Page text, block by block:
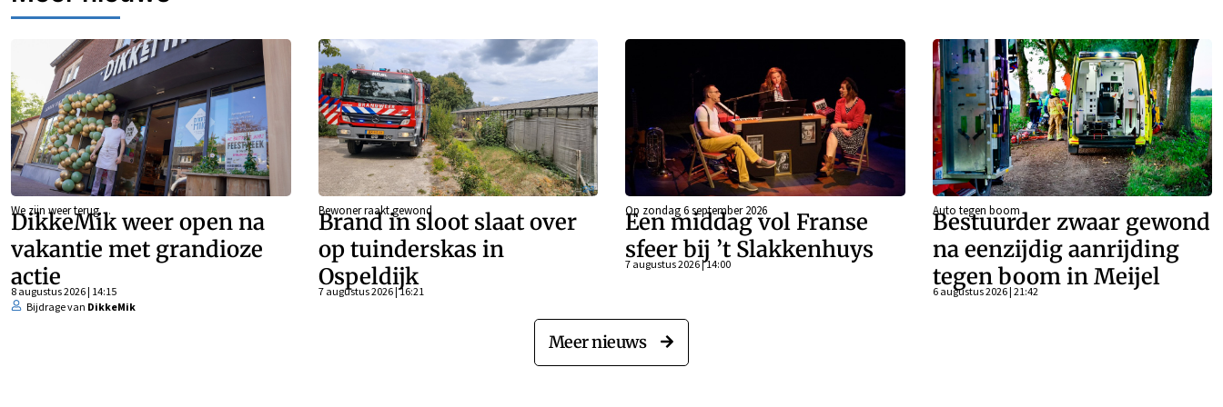
We zijn weer terug…
DikkeMik weer open na
vakantie met grandioze
actie
8 augustus 2026 | 14:15
Bijdrage van DikkeMik
Bewoner raakt gewond
Brand in sloot slaat over
op tuinderskas in
Ospeldijk
7 augustus 2026 | 16:21
Op zondag 6 september 2026
Een middag vol Franse
sfeer bij ’t Slakkenhuys
7 augustus 2026 | 14:00
Auto tegen boom
Bestuurder zwaar gewond
na eenzijdig aanrijding
tegen boom in Meijel
6 augustus 2026 | 21:42
Meer nieuws